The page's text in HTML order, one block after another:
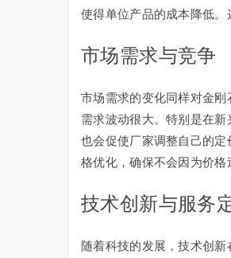
使得单位产品的成本降低。
市场需求与竞争
市场需求的变化同样对金
需求波动很大。特别是在
也会促使厂家调整自己的
格优化，确保不会因为价格
技术创新与服务
随着科技的发展，技术创